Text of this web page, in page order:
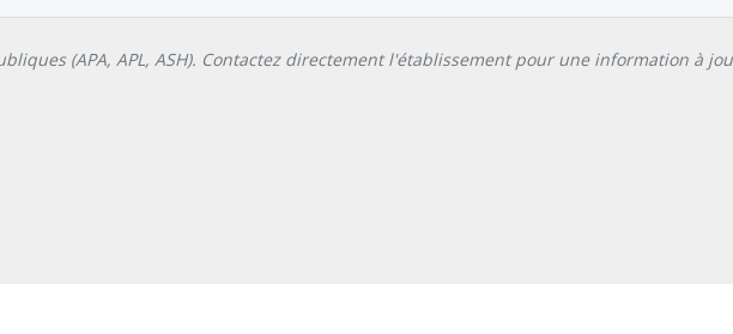
(APA, APL, ASH). Contactez directement l'établissement pour une information à